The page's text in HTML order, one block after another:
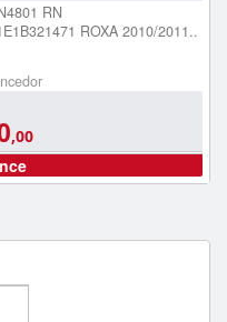
RN
ROXA 2010/2011..
,00